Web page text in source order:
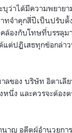
บุว่าได้มีความพยา
จำคุกสี่ปีเป็นปรับ
ล้องกับโทษที่บรรลุ
แต่ปฏิเสธทุกข้อกล่
ลของ บริษัท อิตาเ
นึ่ง และควรจะต้อ
นาญ อดีตผู้อำนวย